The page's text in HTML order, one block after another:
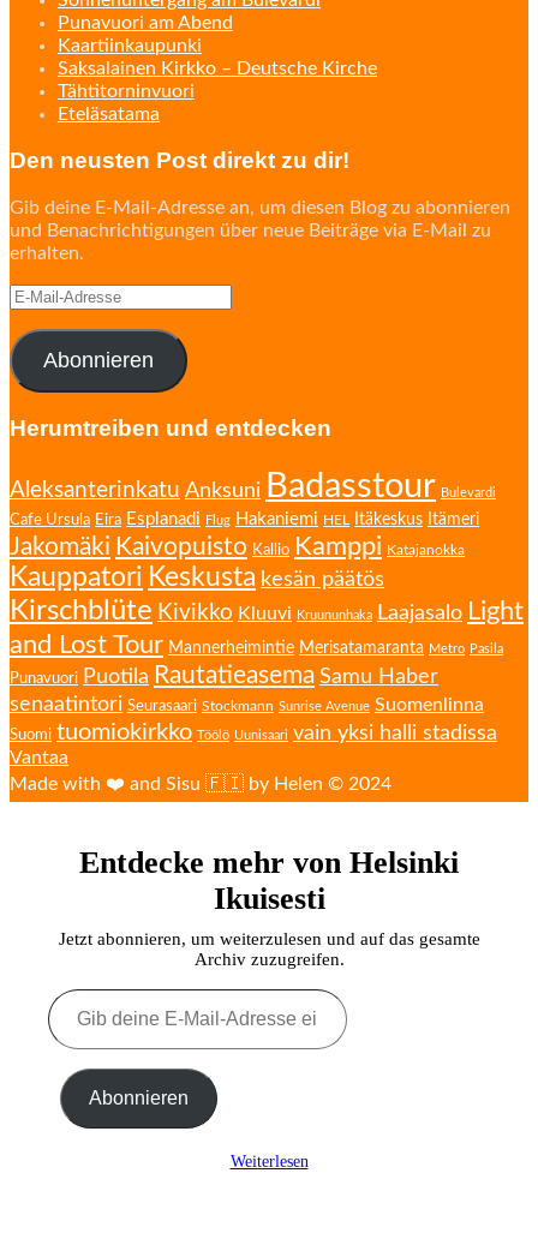
Punavuori am Abend
Kaartiinkaupunki
Saksalainen Kirkko – Deutsche Kirche
Tähtitorninvuori
Eteläsatama
Den neusten Post direkt zu dir!
Gib deine E-Mail-Adresse an, um diesen Blog zu abonnieren
und Benachrichtigungen über neue Beiträge via E-Mail zu
erhalten.
E-
Adresse
Abonnieren
Herumtreiben und entdecken
Aleksanterinkatu Anksuni Badasstour Bulevardi
Cafe Ursula Eira Esplanadi Flug Hakaniemi HEL Itäkeskus Itämeri
Jakomäki Kaivopuisto Kallio Kamppi Katajanokka
Kauppatori Keskusta kesän päätös
Kirschblüte Kivikko Kluuvi Kruununhaka Laajasalo Light
and Lost Tour Mannerheimintie Merisatamaranta Metro Pasila
Punavuori Puotila Rautatieasema Samu Haber
senaatintori Seurasaari Stockmann Sunrise Avenue Suomenlinna
Suomi tuomiokirkko Töölö Uunisaari vain yksi halli stadissa
Vantaa
Made with ❤️ and Sisu 🇫🇮 by Helen © 2024
Entdecke mehr von Helsinki
Ikuisesti
Jetzt abonnieren, um weiterzulesen und auf das gesamte
Archiv zuzugreifen.
Gib
deine
E-
Adresse
ein ... Abonnieren
Weiterlesen